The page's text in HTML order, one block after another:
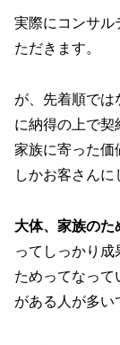
実際にコンサル
ただきます。
が、先着順では
に納得の上で契
家族に寄った価
しかお客さんに
大体、家族のた
ってしっかり
ためってなって
がある人が多い